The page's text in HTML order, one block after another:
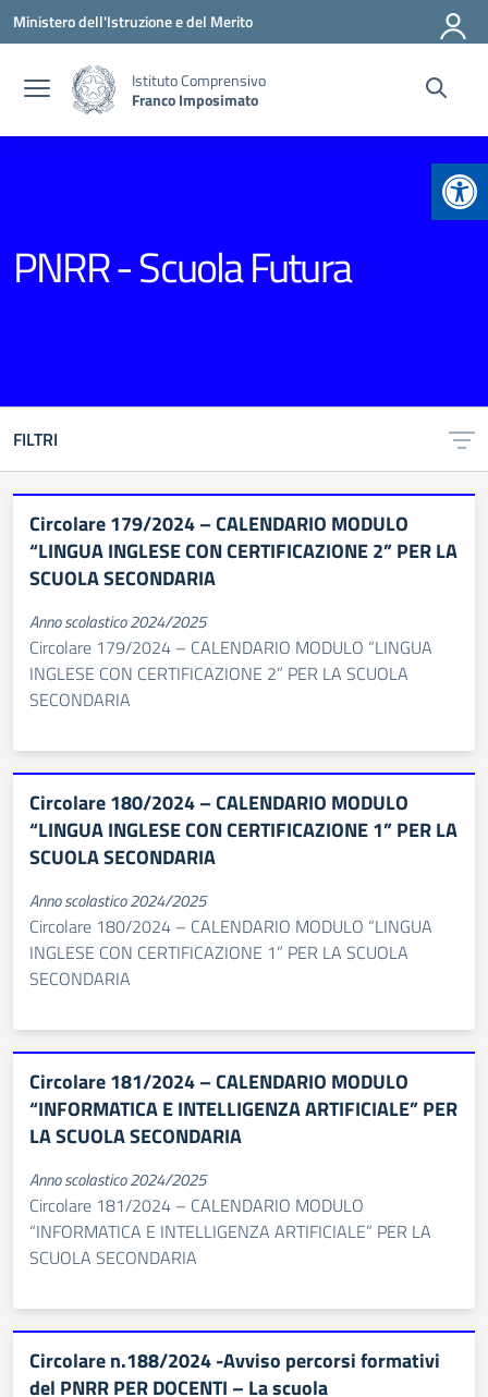
Vai ai contenuti
Vai al menu di navigazione
Vai al footer
Ministero dell'Istruzione e del Merito
Istituto Comprensivo
Franco Imposimato
PNRR - Scuola Futura
FILTRI
Circolare 179/2024 – CALENDARIO MODULO
“LINGUA INGLESE CON CERTIFICAZIONE 2” PER LA
SCUOLA SECONDARIA
Anno scolastico 2024/2025
Circolare 179/2024 – CALENDARIO MODULO “LINGUA
INGLESE CON CERTIFICAZIONE 2” PER LA SCUOLA
SECONDARIA
Circolare 180/2024 – CALENDARIO MODULO
“LINGUA INGLESE CON CERTIFICAZIONE 1” PER LA
SCUOLA SECONDARIA
Anno scolastico 2024/2025
Circolare 180/2024 – CALENDARIO MODULO “LINGUA
INGLESE CON CERTIFICAZIONE 1” PER LA SCUOLA
SECONDARIA
Circolare 181/2024 – CALENDARIO MODULO
“INFORMATICA E INTELLIGENZA ARTIFICIALE” PER
LA SCUOLA SECONDARIA
Anno scolastico 2024/2025
Circolare 181/2024 – CALENDARIO MODULO
“INFORMATICA E INTELLIGENZA ARTIFICIALE” PER LA
SCUOLA SECONDARIA
Circolare n.188/2024 -Avviso percorsi formativi
del PNRR PER DOCENTI – La scuola